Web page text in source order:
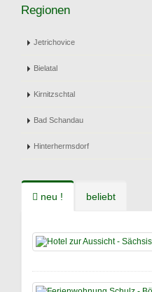
Regionen
Jetrichovice
Bielatal
Kirnitzschtal
Bad Schandau
Hinterhermsdorf
neu ! beliebt